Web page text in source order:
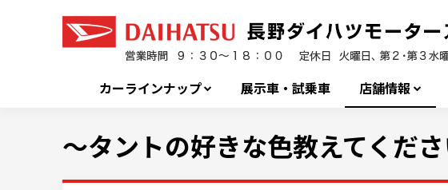
カーラインナップ 展示車・試乗車 店舗情報
～タントの好きな色教えてくだ